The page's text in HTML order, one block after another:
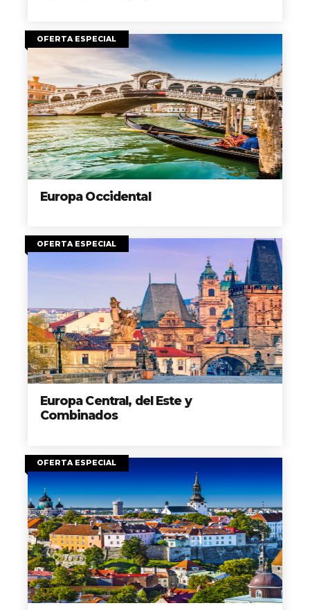
OFERTA ESPECIAL
Europa Occidental
OFERTA ESPECIAL
Europa Central, del Este y
Combinados
OFERTA ESPECIAL